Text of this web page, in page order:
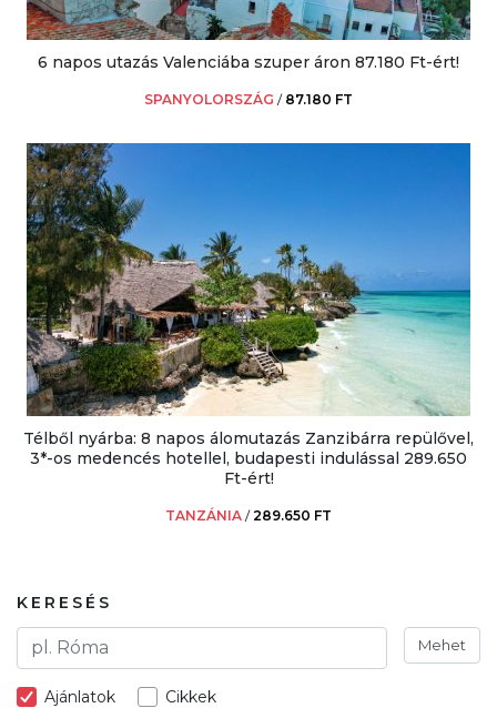
6 napos utazás Valenciába szuper áron 87.180 Ft-ért!
SPANYOLORSZÁG / 87.180 FT
Télből nyárba: 8 napos álomutazás Zanzibárra repülővel,
3*-os medencés hotellel, budapesti indulással 289.650
Ft-ért!
TANZÁNIA /289.650 FT
KERESÉS
Mehet
Ajánlatok Cikkek